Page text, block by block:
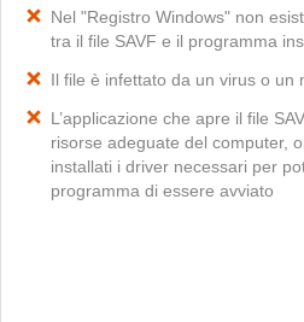
Nel "Registro Windows" non
tra il file SAVF e il programma
Il file è infettato da un virus o un
L’applicazione che apre il file
risorse adeguate del computer,
installati i driver necessari per
programma di essere avviato